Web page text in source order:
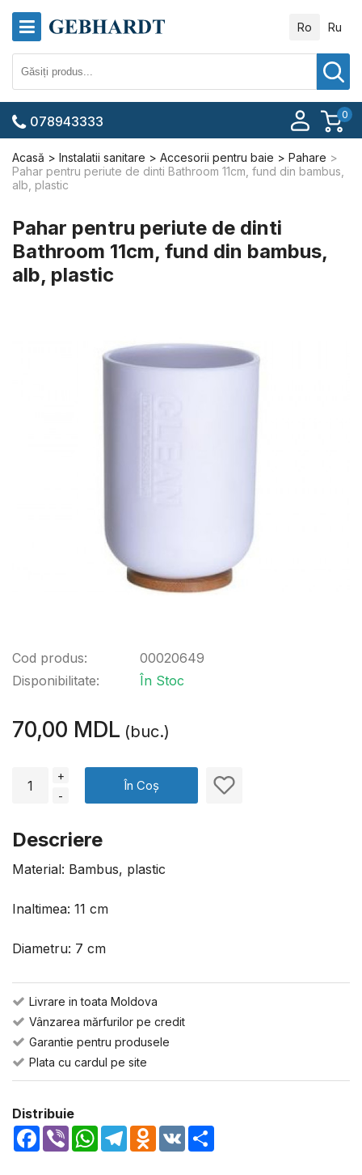
Ro Ru
0
078943333
Acasă Instalatii sanitare Accesorii pentru baie
Pahare
Pahar pentru periute de dinti Bathroom 11cm, fund din bambus,
alb, plastic
Pahar pentru periute de dinti
Bathroom 11cm, fund din bambus,
alb, plastic
Cod produs:
Disponibilitate:
00020649
În Stoc
70,00 MDL (buc.)
+
-
În Coș
Descriere
Material: Bambus, plastic
Inaltimea: 11 cm
Diametru: 7 cm
Livrare in toata Moldova
Vânzarea mărfurilor pe credit
Garantie pentru produsele
Plata cu cardul pe site
Distribuie
Facebook
Viber WhatsApp
TelegramOdnoklassniki
VK